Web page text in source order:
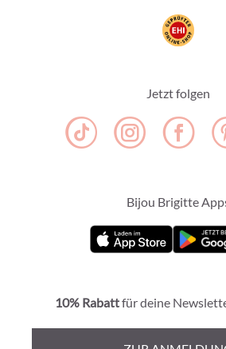
Jetzt folgen
Bijou Brigitte
10% Rabattfür deine